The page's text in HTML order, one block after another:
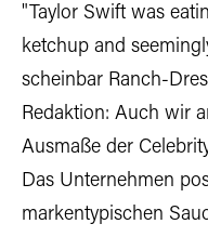
"Taylor Swift was
ketchup and
scheinbar Ranch-
Redaktion: Auch wir
Ausmaße der
Das Unternehmen
markentypischen